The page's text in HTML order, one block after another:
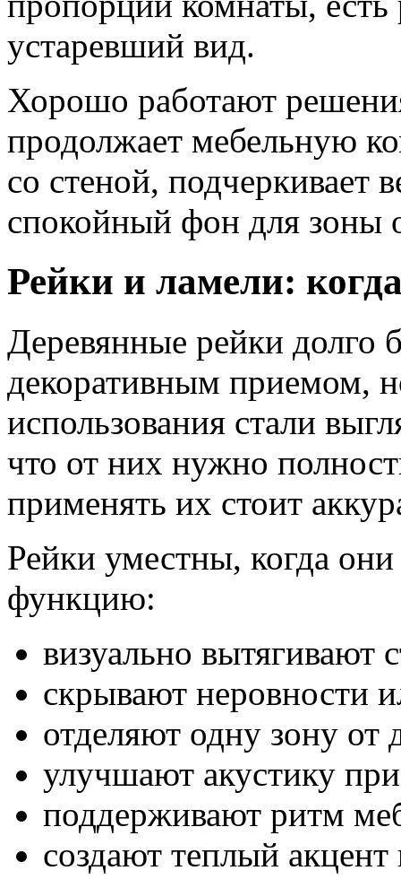
устаревший вид.
Хорошо работают
продолжает мебельную
со стеной, подчеркивает
спокойный фон для зоны
Рейки и ламели:
Деревянные рейки долго
декоративным приемом,
использования стали
что от них нужно
применять их стоит
Рейки уместны, когда
функцию:
визуально вытягивают
скрывают неровности
отделяют одну зону от
улучшают акустику
поддерживают ритм
создают теплый